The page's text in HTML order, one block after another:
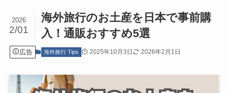
海外旅行のお土産を日本で事前購
入！通販おすすめ5選
2026
2/01
広告 海外旅行 Tips 2025年10月3日 2026年2月1日